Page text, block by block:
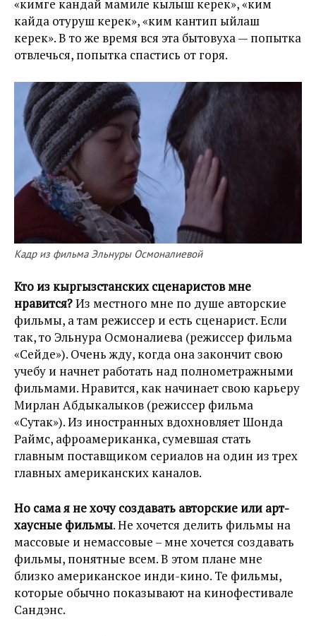
«кимге кандай мамиле кылыш керек», «ким
кайда отуруш керек», «ким кантип ыйлаш
керек». В то же время вся эта бытовуха — попытка
отвлечься, попытка спастись от горя.
Кадр из фильма Эльнуры Осмоналиевой
Кто из кыргызстанских сценаристов мне
нравится?Из местного мне по душе авторские
фильмы, а там режиссер и есть сценарист. Если
так, то Эльнура Осмоналиева (режиссер фильма
«Сейде»). Очень жду, когда она закончит свою
учебу и начнет работать над полнометражными
фильмами. Нравится, как начинает свою карьеру
Мирлан Абдыкалыков (режиссер фильма
«Сутак»). Из иностранных вдохновляет Шонда
Раймс, афроамериканка, сумевшая стать
главным поставщиком сериалов на один из трех
главных американских каналов.
Но сама я не хочу создавать авторские или арт-
хаусные фильмы. Не хочется делить фильмы на
массовые и немассовые – мне хочется создавать
фильмы, понятные всем. В этом плане мне
близко американское инди-кино. Те фильмы,
которые обычно показывают на кинофестивале
Сандэнс.